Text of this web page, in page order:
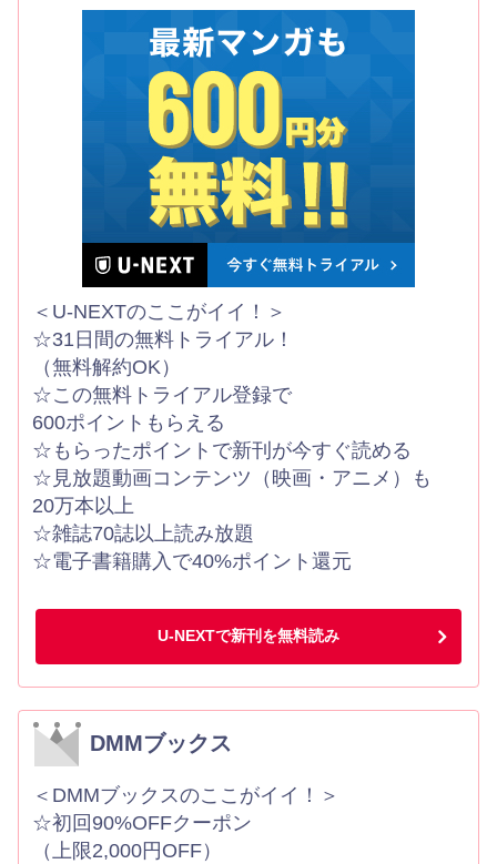
＜U-NEXTのここがイイ！＞
☆31日間の無料トライアル！
（無料解約OK）
☆この無料トライアル登録で
600ポイントもらえる
☆もらったポイントで新刊が今すぐ読める
☆見放題動画コンテンツ（映画・アニメ）も
20万本以上
☆雑誌70誌以上読み放題
☆電子書籍購入で40%ポイント還元
U-NEXTで新刊を無料読み
DMMブックス
＜DMMブックスのここがイイ！＞
☆初回90%OFFクーポン
（上限2,000円OFF）